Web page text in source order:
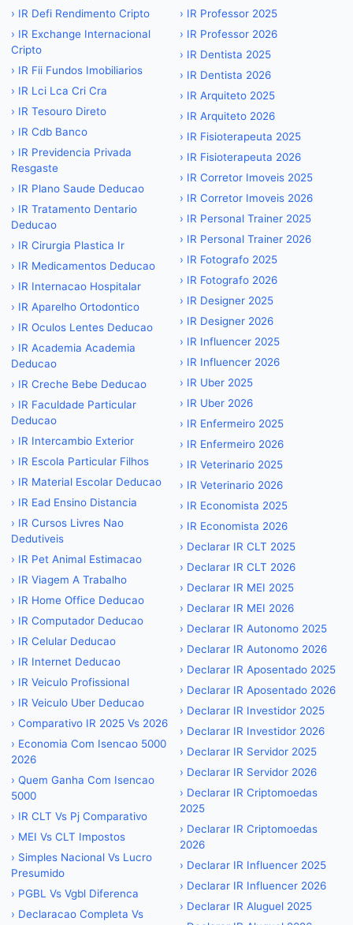
› IR Defi Rendimento Cripto
› IR Exchange Internacional
Cripto
› IR Fii Fundos Imobiliarios
› IR Lci Lca Cri Cra
› IR Tesouro Direto
› IR Cdb Banco
› IR Previdencia Privada
Resgaste
› IR Plano Saude Deducao
› IR Tratamento Dentario
Deducao
› IR Cirurgia Plastica Ir
› IR Medicamentos Deducao
› IR Internacao Hospitalar
› IR Aparelho Ortodontico
› IR Oculos Lentes Deducao
› IR Academia Academia
Deducao
› IR Creche Bebe Deducao
› IR Faculdade Particular
Deducao
› IR Intercambio Exterior
› IR Escola Particular Filhos
› IR Material Escolar Deducao
› IR Ead Ensino Distancia
› IR Cursos Livres Nao
Dedutiveis
› IR Pet Animal Estimacao
› IR Viagem A Trabalho
› IR Home Office Deducao
› IR Computador Deducao
› IR Celular Deducao
› IR Internet Deducao
› IR Veiculo Profissional
› IR Veiculo Uber Deducao
› Comparativo IR 2025 Vs 2026
› Economia Com Isencao 5000
2026
› Quem Ganha Com Isencao
5000
› IR CLT Vs Pj Comparativo
› MEI Vs CLT Impostos
› Simples Nacional Vs Lucro
Presumido
› PGBL Vs Vgbl Diferenca
› Declaracao Completa Vs
› IR Professor 2025
› IR Professor 2026
› IR Dentista 2025
› IR Dentista 2026
› IR Arquiteto 2025
› IR Arquiteto 2026
› IR Fisioterapeuta 2025
› IR Fisioterapeuta 2026
› IR Corretor Imoveis 2025
› IR Corretor Imoveis 2026
› IR Personal Trainer 2025
› IR Personal Trainer 2026
› IR Fotografo 2025
› IR Fotografo 2026
› IR Designer 2025
› IR Designer 2026
› IR Influencer 2025
› IR Influencer 2026
› IR Uber 2025
› IR Uber 2026
› IR Enfermeiro 2025
› IR Enfermeiro 2026
› IR Veterinario 2025
› IR Veterinario 2026
› IR Economista 2025
› IR Economista 2026
› Declarar IR CLT 2025
› Declarar IR CLT 2026
› Declarar IR MEI 2025
› Declarar IR MEI 2026
› Declarar IR Autonomo 2025
› Declarar IR Autonomo 2026
› Declarar IR Aposentado 2025
› Declarar IR Aposentado 2026
› Declarar IR Investidor 2025
› Declarar IR Investidor 2026
› Declarar IR Servidor 2025
› Declarar IR Servidor 2026
› Declarar IR Criptomoedas
2025
› Declarar IR Criptomoedas
2026
› Declarar IR Influencer 2025
› Declarar IR Influencer 2026
› Declarar IR Aluguel 2025